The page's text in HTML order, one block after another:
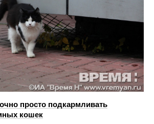
просто подкармливать
кошек